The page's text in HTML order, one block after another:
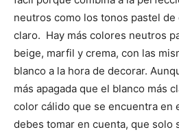
neutros como los tonos pastel de
claro. Hay más colores neutros
beige, marfil y crema, con las
blanco a la hora de decorar.
más apagada que el blanco más
color cálido que se encuentra en
debes tomar en cuenta, que solo